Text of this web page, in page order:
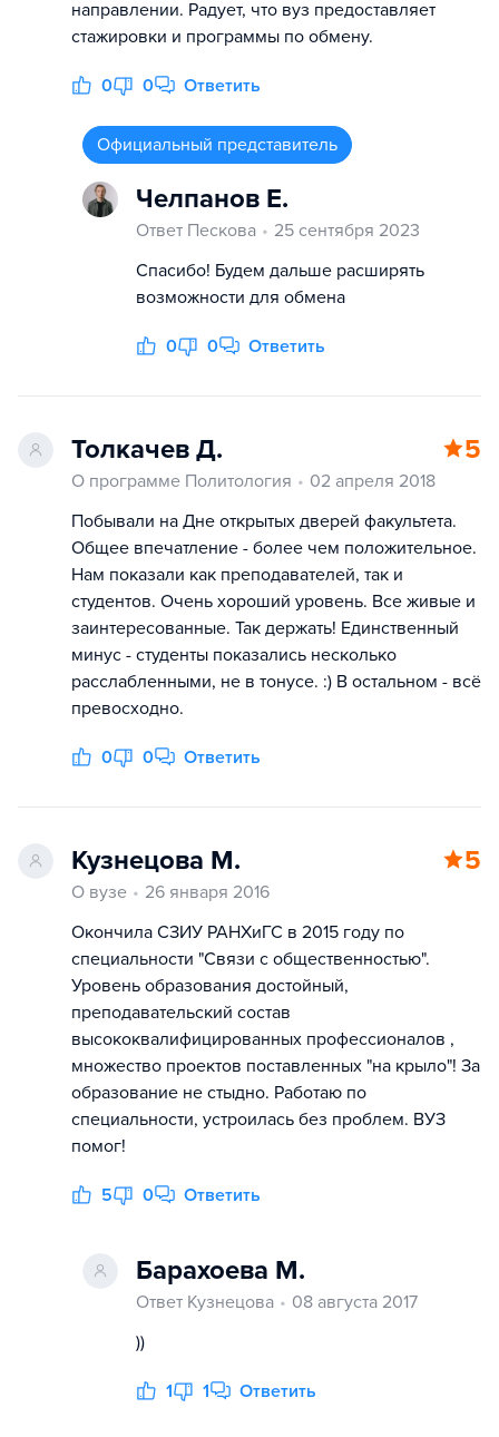
направлении. Радует, что вуз предоставляет
стажировки и программы по обмену.
0 0 Ответить
Официальный представитель
Челпанов Е.
Ответ Пескова
25 сентября 2023
Спасибо! Будем дальше расширять
возможности для обмена
0 0 Ответить
Толкачев Д. 5
О программе Политология
02 апреля 2018
Побывали на Дне открытых дверей факультета.
Общее впечатление - более чем положительное.
Нам показали как преподавателей, так и
студентов. Очень хороший уровень. Все живые и
заинтересованные. Так держать! Единственный
минус - студенты показались несколько
расслабленными, не в тонусе. :) В остальном - всё
превосходно.
0 0 Ответить
Кузнецова М. 5
О вузе
26 января 2016
Окончила СЗИУ РАНХиГС в 2015 году по
специальности "Связи с общественностью".
Уровень образования достойный,
преподавательский состав
высококвалифицированных профессионалов ,
множество проектов поставленных "на крыло"! За
образование не стыдно. Работаю по
специальности, устроилась без проблем. ВУЗ
помог!
5 0 Ответить
Барахоева М.
Ответ Кузнецова
08 августа 2017
))
1 1 Ответить